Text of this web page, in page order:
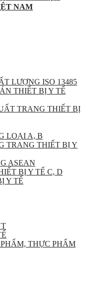
NAM
LƯỢNG ISO 13485
THIẾT BỊ Y TẾ
TRANG THIẾT BỊ
LOẠI A, B
TRANG THIẾT BỊ Y
ASEAN
BỊ Y TẾ C, D
Y TẾ
THỰC PHẨM